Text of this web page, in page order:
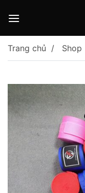
Trang chủ Shop